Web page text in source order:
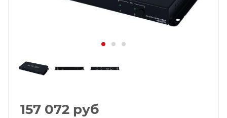
157 072 руб